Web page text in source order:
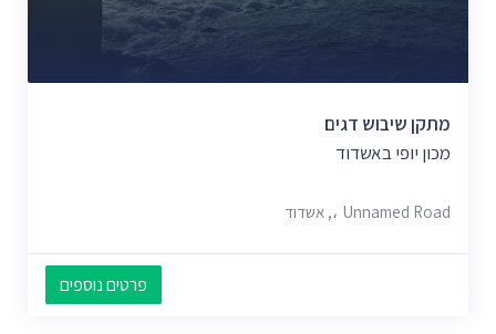
מתקן שיבוש דגים
מכון יופי באשדוד
Unnamed Road،, אשדוד
פרטים נוספים